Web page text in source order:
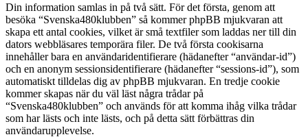
Din information samlas in på två sätt. För det första, genom att
besöka “Svenska480klubben” så kommer phpBB mjukvaran att
skapa ett antal cookies, vilket är små textfiler som laddas ner till din
dators webbläsares temporära filer. De två första cookisarna
innehåller bara en användaridentifierare (hädanefter “användar-id”)
och en anonym sessionsidentifierare (hädanefter “sessions-id”), som
automatiskt tilldelas dig av phpBB mjukvaran. En tredje cookie
kommer skapas när du väl läst några trådar på
“Svenska480klubben” och används för att komma ihåg vilka trådar
som har lästs och inte lästs, och på detta sätt förbättras din
användarupplevelse.